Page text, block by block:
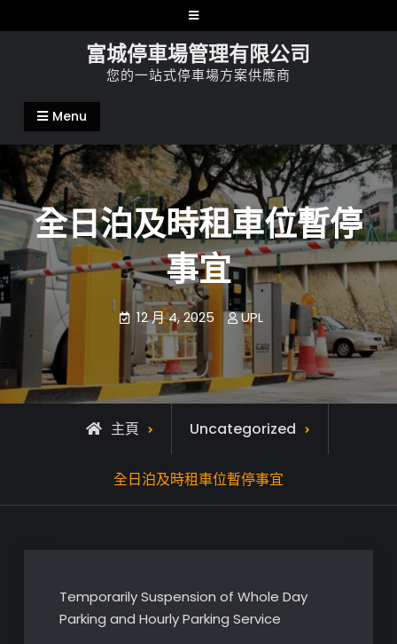
to
富城停車場管理有限公司
您的一站式停車場方案供應商
Menu
全日泊及時租車位暫停
事宜
12 月 4, 2025 UPL
主頁 Uncategorized
全日泊及時租車位暫停事宜
Temporarily Suspension of Whole Day
Parking and Hourly Parking Service